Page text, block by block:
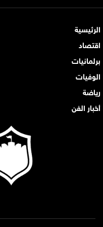
الرئيسية
اقتصاد
برلمانيات
الوفيات
رياضة
أخبار الفن